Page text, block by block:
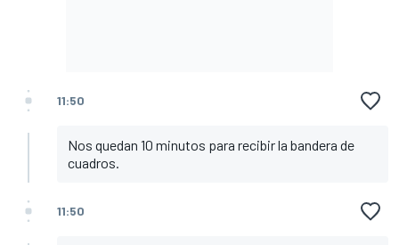
11:50
Nos quedan 10 minutos para recibir la bandera de
cuadros.
11:50